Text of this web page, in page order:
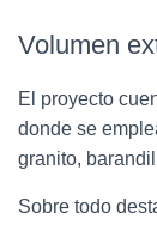
Volumen
El proyecto
donde se
granito,
Sobre todo